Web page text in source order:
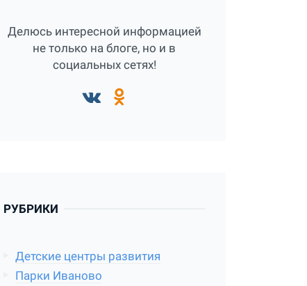
Делюсь интересной информацией
не только на блоге, но и в
социальных сетях!
РУБРИКИ
Детские центры развития
Парки Иваново